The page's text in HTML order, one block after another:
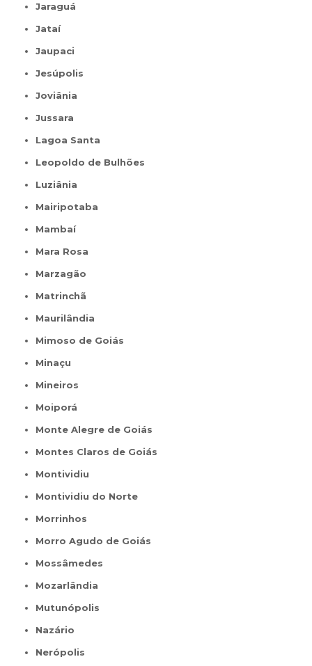
Jaraguá
Jataí
Jaupaci
Jesúpolis
Joviânia
Jussara
Lagoa Santa
Leopoldo de Bulhões
Luziânia
Mairipotaba
Mambaí
Mara Rosa
Marzagão
Matrinchã
Maurilândia
Mimoso de Goiás
Minaçu
Mineiros
Moiporá
Monte Alegre de Goiás
Montes Claros de Goiás
Montividiu
Montividiu do Norte
Morrinhos
Morro Agudo de Goiás
Mossâmedes
Mozarlândia
Mutunópolis
Nazário
Nerópolis